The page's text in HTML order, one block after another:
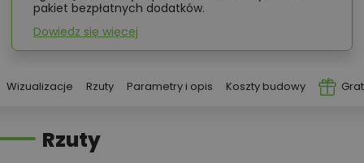
pakiet bezpłatnych dodatków.
Dowiedz się więcej
Wizualizacje Rzuty Parametry i opis Koszty budowy
Rzuty